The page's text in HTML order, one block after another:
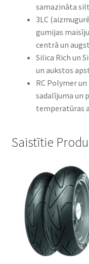
samazināta
3LC
gumijas
centrā un
Silica Rich un
un aukstos
RC Polymer
sadalījuma un
temperatūras
Saistītie